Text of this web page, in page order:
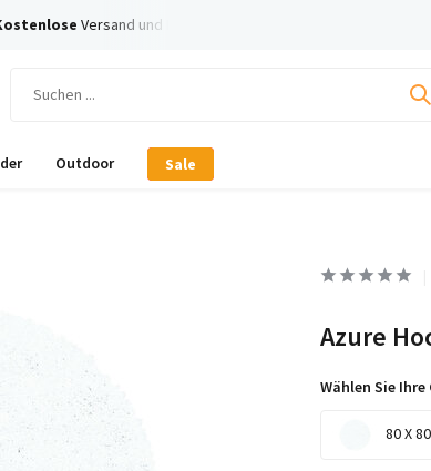
Versand und Rückversand
Outdoor Sale
Azure
Wählen Sie Ihre
80 X